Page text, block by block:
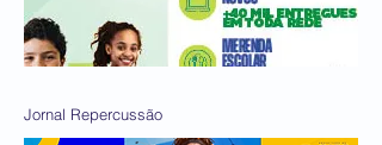
Jornal Repercussão